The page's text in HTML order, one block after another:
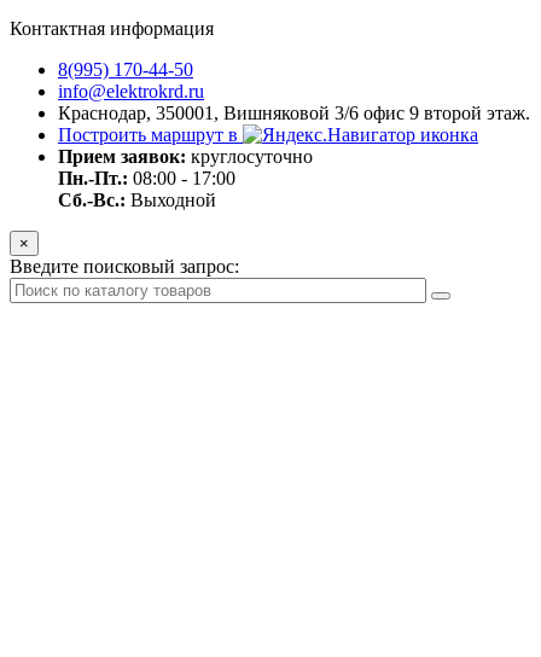
Контактная информация
8(995) 170-44-50
info@elektrokrd.ru
Краснодар, 350001, Вишняковой 3/6 офис 9 второй этаж.
Построить маршрут в
Прием заявок: круглосуточно
Пн.-Пт.: 08:00 - 17:00
Сб.-Вс.: Выходной
×
Введите поисковый запрос: